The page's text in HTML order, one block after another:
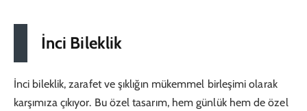
İnci Bileklik
İnci bileklik, zarafet ve şıklığın mükemmel birleşimi olarak
karşımıza çıkıyor. Bu özel tasarım, hem günlük hem de özel